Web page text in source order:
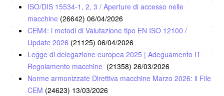
ISO/DIS 15534-1, 2, 3 / Aperture di accesso nelle
macchine (26642) 06/04/2026
CEM4: i metodi di Valutazione tipo EN ISO 12100 /
Update 2026 (21125) 06/04/2026
Legge di delegazione europea 2025 | Adeguamento IT
Regolamento macchine (21358) 26/03/2026
Norme armonizzate Direttiva macchine Marzo 2026: il File
CEM (24623) 13/03/2026